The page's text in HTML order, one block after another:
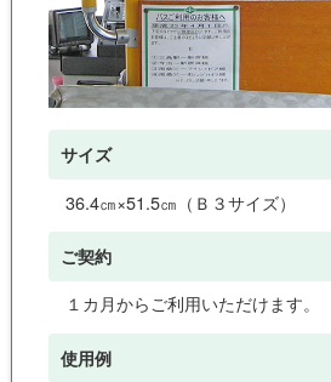
サイズ
36.4㎝×51.5㎝（Ｂ３サイズ）
ご契約
１カ月からご利用いただけます。
使用例